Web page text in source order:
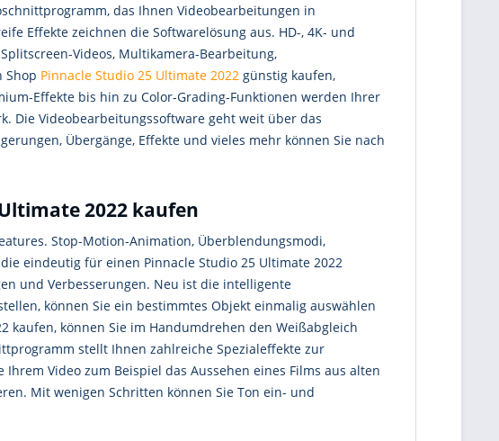
das Ihnen Videobearbeitungen in
Effekte zeichnen die Softwarelösung aus. HD-, 4K- und
Videos, Multikamera-Bearbeitung,
Shop Pinnacle Studio 25 Ultimate 2022 günstig kaufen,
Effekte bis hin zu Color-Grading-Funktionen werden Ihrer
Die Videobearbeitungssoftware geht weit über das
Übergänge, Effekte und vieles mehr können Sie nach
2022 kaufen
Stop-Motion-Animation, Überblendungsmodi,
eindeutig für einen Pinnacle Studio 25 Ultimate 2022
und Verbesserungen. Neu ist die intelligente
können Sie ein bestimmtes Objekt einmalig auswählen
kaufen, können Sie im Handumdrehen den Weißabgleich
stellt Ihnen zahlreiche Spezialeffekte zur
Video zum Beispiel das Aussehen eines Films aus alten
Mit wenigen Schritten können Sie Ton ein- und